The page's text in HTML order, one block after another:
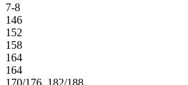
7-8
146
152
158
164
164
170/176, 182/188